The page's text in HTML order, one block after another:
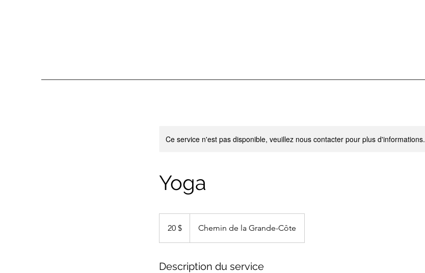
Ce service n'est pas disponible, veuillez nous contacter pour plus d'informations.
Yoga
20 $ Chemin de la Grande-Côte
Description du service